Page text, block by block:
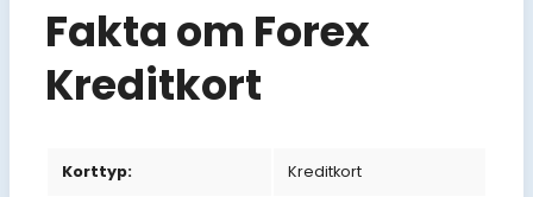
Fakta om Forex
Kreditkort
Korttyp: Kreditkort